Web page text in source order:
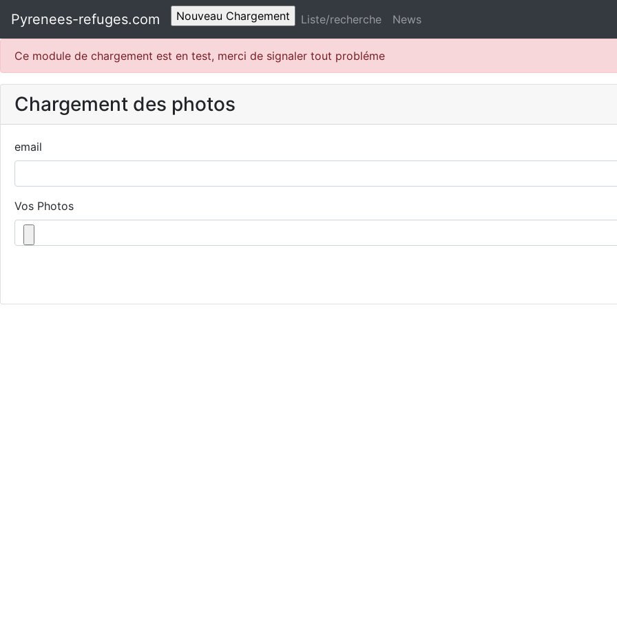
Pyrenees-refuges.com Liste/recherche News
Ce module de chargement est en test, merci de signaler tout probléme
Chargement des photos
email
Vos Photos